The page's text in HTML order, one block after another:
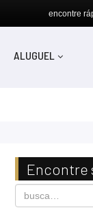
encontre
ALUGUEL
Encontre